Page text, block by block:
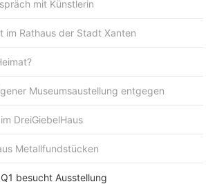
mit Künstlerin
im Rathaus der Stadt Xanten
Museumsaustellung entgegen
DreiGiebelHaus
Metallfundstücken
besucht Ausstellung